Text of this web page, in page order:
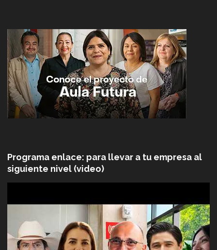
Programa enlace: para llevar a tu empresa al
siguiente nivel (video)